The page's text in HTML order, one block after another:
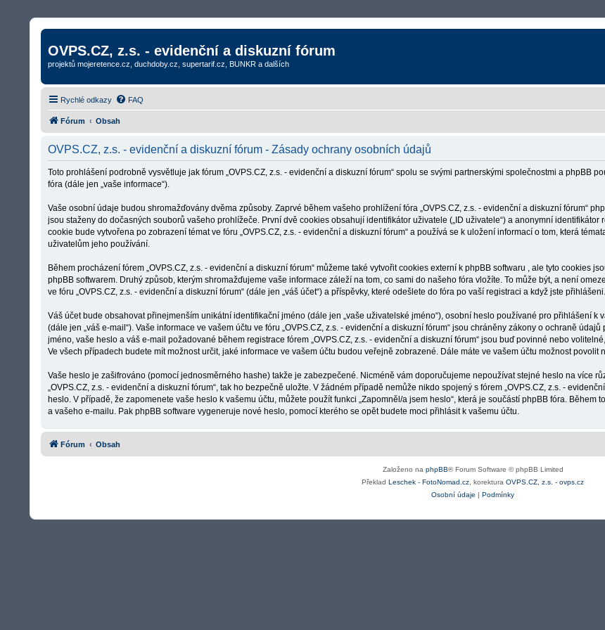
OVPS.CZ, z.s. - evidenční a diskuzní fórum
projektů mojeretence.cz, duchdoby.cz, supertarif.cz, BUNKR a dalších
Rychlé odkazy FAQ
Fórum Obsah
OVPS.CZ, z.s. - evidenční a diskuzní fórum - Zásady ochrany osobních údajů
Toto prohlášení podrobně vysvětluje jak fórum „OVPS.CZ, z.s. - evidenční a diskuzní fórum“ spolu se svými partnerskými společnostmi a phpBB
fóra (dále jen „vaše informace“).
Vaše osobní údaje budou shromažďovány dvěma způsoby. Zaprvé během vašeho prohlížení fóra „OVPS.CZ, z.s. - evidenční a diskuzní fórum“
jsou staženy do dočasných souborů vašeho prohlížeče. První dvě cookies obsahují identifikátor uživatele („ID uživatele“) a anonymní identifikátor
cookie bude vytvořena po zobrazení témat ve fóru „OVPS.CZ, z.s. - evidenční a diskuzní fórum“ a používá se k uložení informací o tom, která
uživatelům jeho používání.
Během procházení fórem „OVPS.CZ, z.s. - evidenční a diskuzní fórum“ můžeme také vytvořit cookies externí k phpBB softwaru , ale tyto cookies
phpBB softwarem. Druhý způsob, kterým shromažďujeme vaše informace záleží na tom, co sami do našeho fóra vložíte. To může být, a není
ve fóru „OVPS.CZ, z.s. - evidenční a diskuzní fórum“ (dále jen „váš účet“) a příspěvky, které odešlete do fóra po vaší registraci a když jste přihlášeni.
Váš účet bude obsahovat přinejmenším unikátní identifikační jméno (dále jen „vaše uživatelské jméno“), osobní heslo používané pro přihlášení k
(dále jen „váš e-mail“). Vaše informace ve vašem účtu ve fóru „OVPS.CZ, z.s. - evidenční a diskuzní fórum“ jsou chráněny zákony o ochraně
jméno, vaše heslo a váš e-mail požadované během registrace fórem „OVPS.CZ, z.s. - evidenční a diskuzní fórum“ jsou buď povinné nebo
Ve všech případech budete mít možnost určit, jaké informace ve vašem účtu budou veřejně zobrazené. Dále máte ve vašem účtu možnost
Vaše heslo je zašifrováno (pomocí jednosměrného hashe) takže je zabezpečené. Nicméně vám doporučujeme nepoužívat stejné heslo na více
„OVPS.CZ, z.s. - evidenční a diskuzní fórum“, tak ho bezpečně uložte. V žádném případě nemůže nikdo spojený s fórem „OVPS.CZ, z.s. -
heslo. V případě, že zapomenete vaše heslo k vašemu účtu, můžete použít funkci „Zapomněl/a jsem heslo“, která je součástí phpBB fóra.
a vašeho e-mailu. Pak phpBB software vygeneruje nové heslo, pomocí kterého se opět budete moci přihlásit k vašemu účtu.
Fórum Obsah
Založeno na phpBB® Forum Software © phpBB Limited
Překlad Leschek - FotoNomad.cz , korektura OVPS.CZ, z.s. - ovps.cz
Osobní údaje | Podmínky